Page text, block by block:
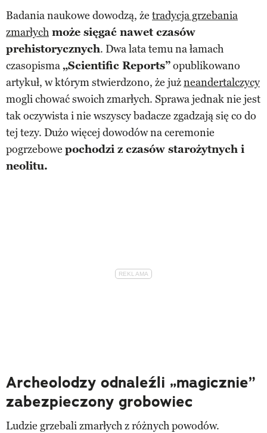
Badania naukowe dowodzą, że tradycja grzebania
zmarłych może sięgać nawet czasów
prehistorycznych. Dwa lata temu na łamach
czasopisma„Scientific Reports”opublikowano
artykuł, w którym stwierdzono, że jużneandertalczycy
mogli chować swoich zmarłych. Sprawa jednak nie jest
tak oczywista i nie wszyscy badacze zgadzają się co do
tej tezy. Dużo więcej dowodów na ceremonie
pogrzebowe pochodzi z czasów starożytnych i
neolitu.
Archeolodzy odnaleźli „magicznie”
zabezpieczony grobowiec
Ludzie grzebali zmarłych z różnych powodów.